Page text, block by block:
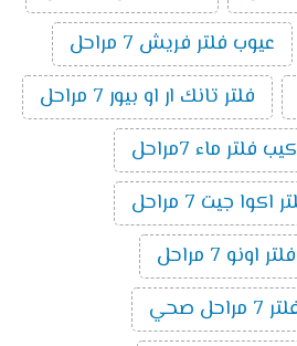
عيوب فلتر فريش 7 مراحل
فلتر تانك ار او بيور 7 مراحل
فلتر ماء 7مراحل
جيت 7 مراحل
7 مراحل
صحي